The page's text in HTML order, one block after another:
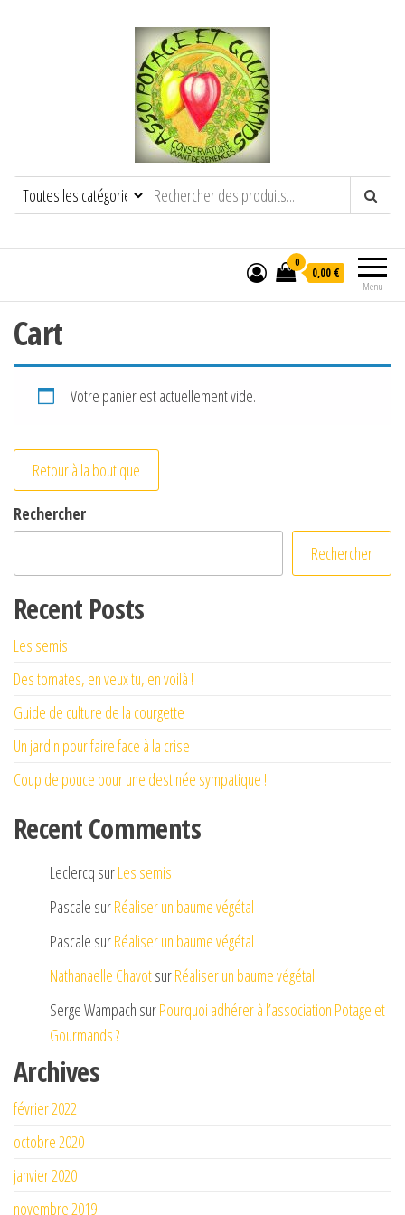
POTAGE ET GOURMANDSSemence paysanne naturelle
——————————————-
Menu
0
0,00 €
Cart
Votre panier est actuellement vide.
Retour à la boutique
Rechercher
Rechercher
Recent Posts
Les semis
Des tomates, en veux tu, en voilà !
Guide de culture de la courgette
Un jardin pour faire face à la crise
Coup de pouce pour une destinée sympatique !
Recent Comments
Leclercq surLes semis
Pascale surRéaliser un baume végétal
Pascale surRéaliser un baume végétal
Nathanaelle ChavotsurRéaliser un baume végétal
Serge Wampach surPourquoi adhérer à l’association Potage et
Gourmands ?
Archives
février 2022
octobre 2020
janvier 2020
novembre 2019